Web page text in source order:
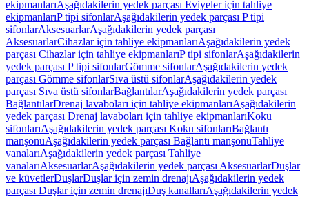
ekipmanlarıAşağıdakilerin yedek parçası Eviyeler için tahliye
ekipmanlarıP tipi sifonlarAşağıdakilerin yedek parçası P tipi
sifonlarAksesuarlarAşağıdakilerin yedek parçası
AksesuarlarCihazlar için tahliye ekipmanlarıAşağıdakilerin yedek
parçası Cihazlar için tahliye ekipmanlarıP tipi sifonlarAşağıdakilerin
yedek parçası P tipi sifonlarGömme sifonlarAşağıdakilerin yedek
parçası Gömme sifonlarSıva üstü sifonlarAşağıdakilerin yedek
parçası Sıva üstü sifonlarBağlantılarAşağıdakilerin yedek parçası
BağlantılarDrenaj lavaboları için tahliye ekipmanlarıAşağıdakilerin
yedek parçası Drenaj lavaboları için tahliye ekipmanlarıKoku
sifonlarıAşağıdakilerin yedek parçası Koku sifonlarıBağlantı
manşonuAşağıdakilerin yedek parçası Bağlantı manşonuTahliye
vanalarıAşağıdakilerin yedek parçası Tahliye
vanalarıAksesuarlarAşağıdakilerin yedek parçası AksesuarlarDuşlar
ve küvetlerDuşlarDuşlar için zemin drenajıAşağıdakilerin yedek
parçası Duşlar için zemin drenajıDuş kanallarıAşağıdakilerin yedek